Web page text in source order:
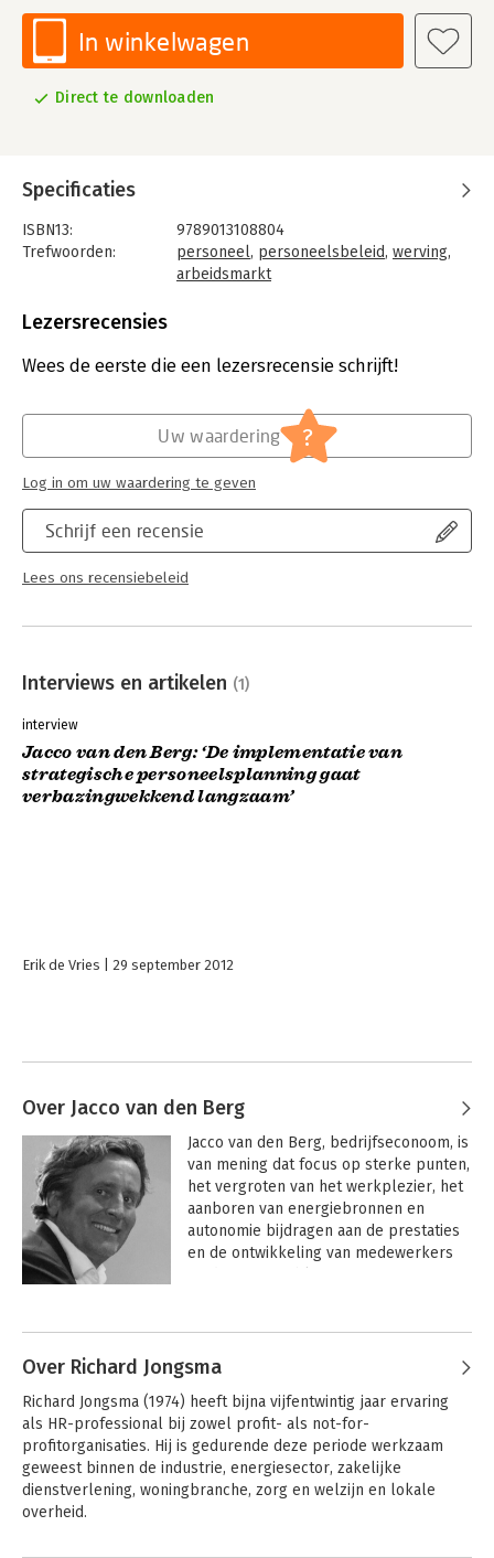
In winkelwagen
Direct te downloaden
Specificaties
ISBN13:
9789013108804
Trefwoorden:
personeel, personeelsbeleid, werving,
arbeidsmarkt
Bindwijze:
Bestandsformaat:
epub
Verschijningsdatum:
16-7-2012
Hoofdrubriek:
Lezersrecensies
Wees de eerste die een lezersrecensie schrijft!
Schrijf een recensie
Lees ons recensiebeleid
Uw waardering ?
Log in om uw waardering te geven
Interviews en artikelen (1)
interview
Jacco van den Berg: ‘De implementatie van
strategische personeelsplanning gaat
verbazingwekkend langzaam’
Erik de Vries 29 september 2012
Over Jacco van den Berg
Jacco van den Berg, bedrijfseconoom, is
van mening dat focus op sterke punten,
het vergroten van het werkplezier, het
aanboren van energiebronnen en
autonomie bijdragen aan de prestaties
en de ontwikkeling van medewerkers
het ontwikkelen van hun
gesprekken (selectie-, ziekteverzuim-,
beoordelings-, coachings-,
correctiegesprekken, et cetera)
centraal staat. Over deze onderwerpen
heeft hij e-learningsmodules, webinars
Over Richard Jongsma
Richard Jongsma (1974) heeft bijna vijfentwintig jaar ervaring
als HR-professional bij zowel profit- als not-for-
profitorganisaties. Hij is gedurende deze periode werkzaam
geweest binnen de industrie, energiesector, zakelijke
dienstverlening, woningbranche, zorg en welzijn en lokale
overheid.